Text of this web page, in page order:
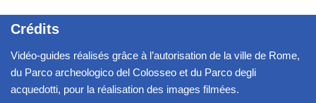
Crédits
Vidéo-guides réalisés grâce à l’autorisation de la ville de Rome,
du Parco archeologico del Colosseo et du Parco degli
acquedotti, pour la réalisation des images filmées.